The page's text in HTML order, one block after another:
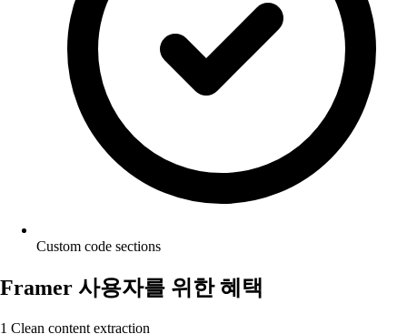
Custom code sections
Framer 사용자를 위한 혜택
1 Clean content extraction